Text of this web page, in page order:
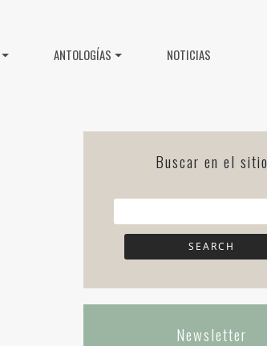
ANTOLOGÍAS NOTICIAS
Buscar en el sitio
Newsletter